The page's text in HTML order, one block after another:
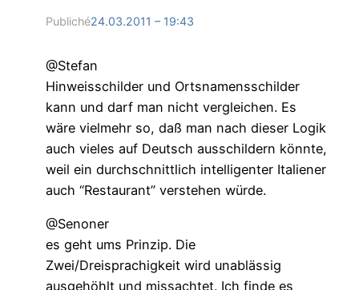
Publiché24.03.2011 – 19:43
@Stefan
Hinweisschilder und Ortsnamensschilder
kann und darf man nicht vergleichen. Es
wäre vielmehr so, daß man nach dieser Logik
auch vieles auf Deutsch ausschildern könnte,
weil ein durchschnittlich intelligenter Italiener
auch “Restaurant” verstehen würde.
@Senoner
es geht ums Prinzip. Die
Zwei/Dreisprachigkeit wird unablässig
ausgehöhlt und missachtet. Ich finde es